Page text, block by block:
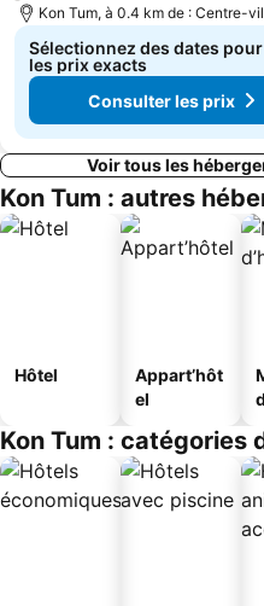
Kon Tum, à 0.4 km de : Centre-
Sélectionnez des dates
les prix exacts
Consulter les prix
Voir tous les
Kon Tum : autres
Hôtel
Appart’hôt
el
Kon Tum : catégories